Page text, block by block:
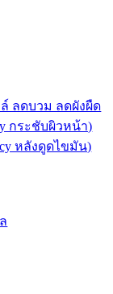
ล์ ลดบวม ลดผังผืด
กระชับผิวหน้า)
หลังดูดไขมัน)